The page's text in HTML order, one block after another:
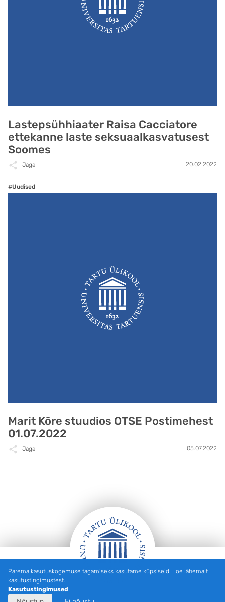
Lastepsühhiaater Raisa Cacciatore
ettekanne laste seksuaalkasvatusest
Soomes
Jaga 20.02.2022
#Uudised
Marit Kõre stuudios OTSE Postimehest
01.07.2022
Jaga 05.07.2022
Jalus
Parema kasutuskogemuse tagamiseks kasutame küpsiseid. Loe lähemalt
kasutustingimustest.
Kasutustingimused